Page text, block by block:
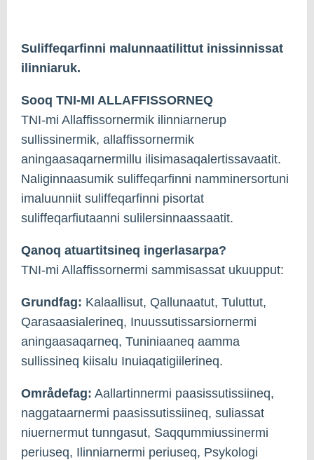
Suliffeqarfinni malunnaatilittut inissinnissat
ilinniaruk.
Sooq TNI-MI ALLAFFISSORNEQ
TNI-mi Allaffissornermik ilinniarnerup
sullissinermik, allaffissornermik
aningaasaqarnermillu ilisimasaqalertissavaatit.
Naliginnaasumik suliffeqarfinni namminersortuni
imaluunniit suliffeqarfinni pisortat
suliffeqarfiutaanni sulilersinnaassaatit.
Qanoq atuartitsineq ingerlasarpa?
TNI-mi Allaffissornermi sammisassat ukuupput:
Grundfag: Kalaallisut, Qallunaatut, Tuluttut,
Qarasaasialerineq, Inuussutissarsiornermi
aningaasaqarneq, Tuniniaaneq aamma
sullissineq kiisalu Inuiaqatigiilerineq.
Områdefag: Aallartinnermi paasissutissiineq,
naggataarnermi paasissutissiineq, suliassat
niuernermut tunngasut, Saqqummiussinermi
periuseq, Ilinniarnermi periuseq, Psykologi